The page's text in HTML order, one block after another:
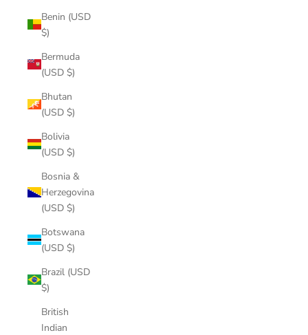
Benin (USD
$)
Bermuda
(USD $)
Bhutan
(USD $)
Bolivia
(USD $)
Bosnia &
Herzegovina
(USD $)
Botswana
(USD $)
Brazil (USD
$)
British
Indian